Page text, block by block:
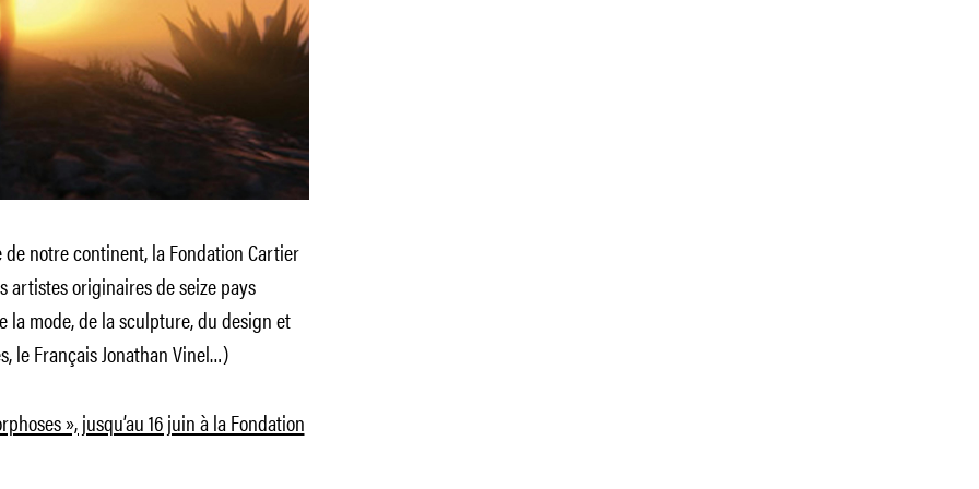
notre continent, la Fondation Cartier
originaires de seize pays
la mode, de la sculpture, du design et
le Français Jonathan Vinel…)
», jusqu’au 16 juin à la Fondation